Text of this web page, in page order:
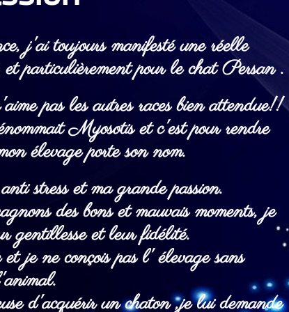
j'ai toujours manifesté une réelle
particulièrement pour le chat Persan .
pas les autres races bien attendue!!
Myosotis et c'est pour rendre
élevage porte son nom.
stress et ma grande passion.
des bons et mauvais moments, je
gentillesse et leur fidélité.
je ne conçois pas l' élevage sans
d'acquérir un chaton ,je lui demande